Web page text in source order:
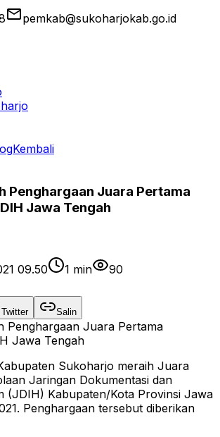
emailpemkab@sukoharjokab.go.id
Kembali
Penghargaan Juara Pertama
Jawa Tengah
09.50
1 min
90
Twitter Salin
Sukoharjo meraih Juara
Jaringan Dokumentasi dan
(JDIH) Kabupaten/Kota Provinsi Jawa
Penghargaan tersebut diberikan